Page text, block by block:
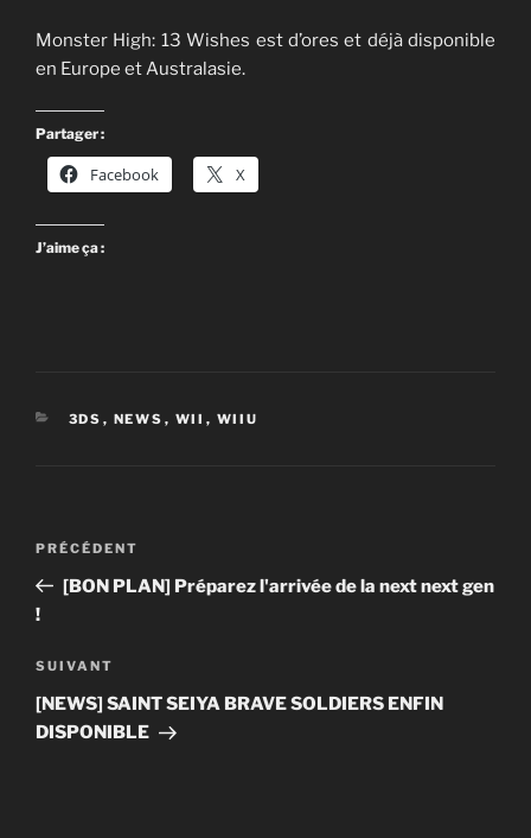
Monster High: 13 Wishes est d’ores et déjà disponible
en Europe et Australasie.
Partager :
Facebook X
J’aime ça :
CATÉGORIES
3DS , NEWS , WII , WIIU
Navigation
l’article
Article
précédent
PRÉCÉDENT
[BON PLAN] Préparez l'arrivée de la next next gen
!
Article
suivant
SUIVANT
[NEWS] SAINT SEIYA BRAVE SOLDIERS ENFIN
DISPONIBLE